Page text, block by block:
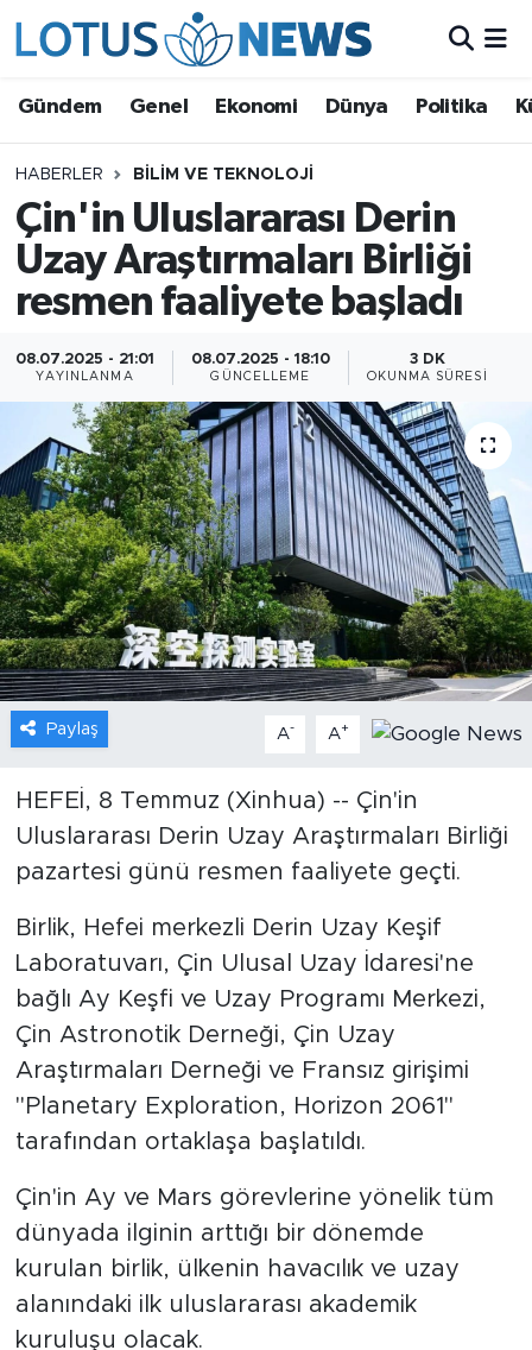
Gündem Genel Ekonomi Dünya Politika
HABERLER BILIM VE TEKNOLOJI
Çin'in Uluslararası Derin
Uzay Araştırmaları Birliği
resmen faaliyete başladı
08.07.2025 - 21:01
YAYINLANMA
08.07.2025 - 18:10
GÜNCELLEME
3 DK
OKUNMA SÜRESI
Paylaş A- A+
HEFEİ, 8 Temmuz (Xinhua) -- Çin'in
Uluslararası Derin Uzay Araştırmaları Birliği
pazartesi günü resmen faaliyete geçti.
Birlik, Hefei merkezli Derin Uzay Keşif
Laboratuvarı, Çin Ulusal Uzay İdaresi'ne
bağlı Ay Keşfi ve Uzay Programı Merkezi,
Çin Astronotik Derneği, Çin Uzay
Araştırmaları Derneği ve Fransız girişimi
"Planetary Exploration, Horizon 2061"
tarafından ortaklaşa başlatıldı.
Çin'in Ay ve Mars görevlerine yönelik tüm
dünyada ilginin arttığı bir dönemde
kurulan birlik, ülkenin havacılık ve uzay
alanındaki ilk uluslararası akademik
kuruluşu olacak.
Ekonomi
Dünya
Politika
Bilim ve Teknoloji
Çin Fuarları
Gündem
Video
Sağlık
Xinhua
Xinhua Türkiye
Seyahat